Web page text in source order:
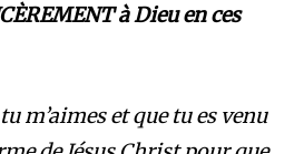
à Dieu en ces
m’aimes et que tu es venu